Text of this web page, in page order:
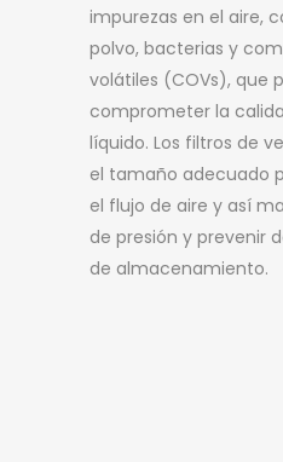
impurezas en el aire,
polvo, bacterias y
volátiles (COVs), que
comprometer la
líquido. Los filtros de
el tamaño adecuado
el flujo de aire y así
de presión y prevenir
de almacenamiento.